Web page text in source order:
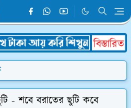
- শবে বরাতের ছুটি কবে